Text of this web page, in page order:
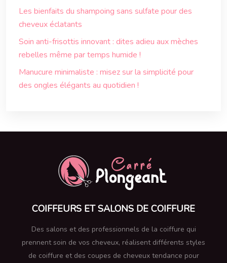
Les bienfaits du shampoing sans sulfate pour des
cheveux éclatants
Soin anti-frisottis innovant : dites adieu aux mèches
rebelles même par temps humide !
Manucure minimaliste : misez sur la simplicité pour
des ongles élégants au quotidien !
COIFFEURS ET SALONS DE COIFFURE
Des salons et des professionnels de la coiffure qui
prennent soin de vos cheveux, réalisent différents styles
de coiffure et des coupes de cheveux tendance pour